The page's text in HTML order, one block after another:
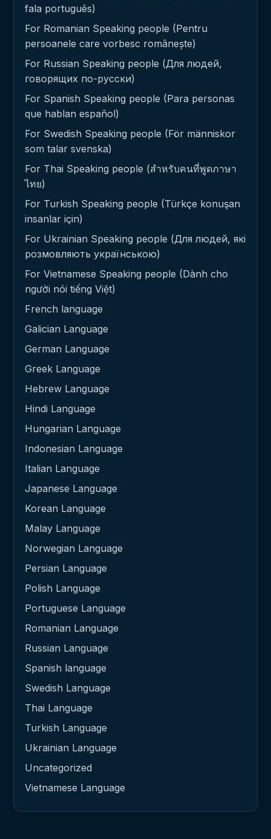
fala português)
For Romanian Speaking people (Pentru
persoanele care vorbesc românește)
For Russian Speaking people (Для людей,
говорящих по-русски)
For Spanish Speaking people (Para personas
que hablan español)
For Swedish Speaking people (För människor
som talar svenska)
For Thai Speaking people (สำหรับคนที่พูดภาษา
ไทย)
For Turkish Speaking people (Türkçe konuşan
insanlar için)
For Ukrainian Speaking people (Для людей, які
розмовляють українською)
For Vietnamese Speaking people (Dành cho
người nói tiếng Việt)
French language
Galician Language
German Language
Greek Language
Hebrew Language
Hindi Language
Hungarian Language
Indonesian Language
Italian Language
Japanese Language
Korean Language
Malay Language
Norwegian Language
Persian Language
Polish Language
Portuguese Language
Romanian Language
Russian Language
Spanish language
Swedish Language
Thai Language
Turkish Language
Ukrainian Language
Uncategorized
Vietnamese Language